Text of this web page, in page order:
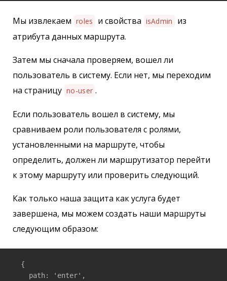
Мы извлекаем roles и свойства isAdmin
из
атрибута данных маршрута.
Затем мы сначала проверяем, вошел ли
пользователь в систему. Если нет, мы переходим
на страницу no-user .
Если пользователь вошел в систему, мы
сравниваем роли пользователя с ролями,
установленными на маршруте, чтобы
определить, должен ли маршрутизатор перейти
к этому маршруту или проверить следующий.
Как только наша защита как услуга будет
завершена, мы можем создать наши маршруты
следующим образом:
  {
    path: 'enter',